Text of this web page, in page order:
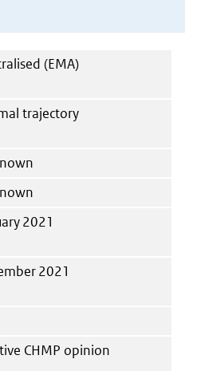
(EMA)
trajectory
2021
2021
CHMP opinion